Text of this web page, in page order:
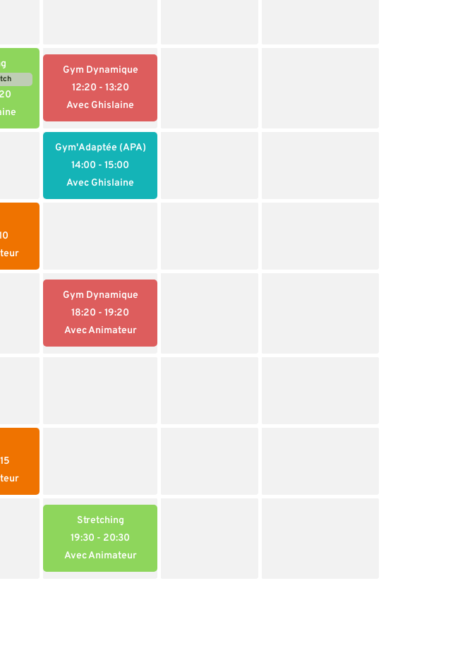
Gym Dynamique
12:20 - 13:20
Avec Ghislaine
Gym'Adaptée (APA)
14:00 - 15:00
Avec Ghislaine
Gym Dynamique
18:20 - 19:20
Avec Animateur
Stretching
19:30 - 20:30
Avec Animateur